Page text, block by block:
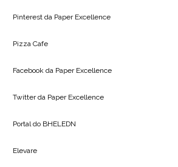
Pinterest da Paper Excellence
Pizza Cafe
Facebook da Paper Excellence
Twitter da Paper Excellence
Portal do BHELEDN
Elevare